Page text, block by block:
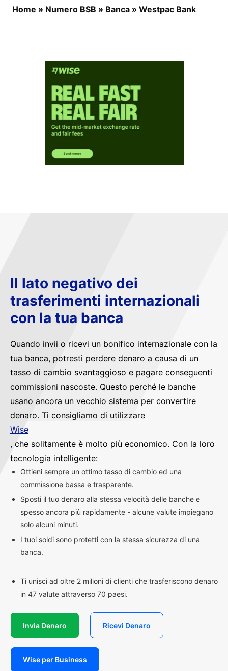
Home » Numero BSB » Banca » Westpac Bank
Il lato negativo dei
trasferimenti internazionali
con la tua banca
Quando invii o ricevi un bonifico internazionale con la
tua banca, potresti perdere denaro a causa di un
tasso di cambio svantaggioso e pagare conseguenti
commissioni nascoste. Questo perché le banche
usano ancora un vecchio sistema per convertire
denaro. Ti consigliamo di utilizzare
Wise
, che solitamente è molto più economico. Con la loro
tecnologia intelligente:
Ottieni sempre un ottimo tasso di cambio ed una
commissione bassa e trasparente.
Sposti il tuo denaro alla stessa velocità delle banche e
spesso ancora più rapidamente - alcune valute impiegano
solo alcuni minuti.
I tuoi soldi sono protetti con la stessa sicurezza di una
banca.
Ti unisci ad oltre 2 milioni di clienti che trasferiscono denaro
in 47 valute attraverso 70 paesi.
Invia Denaro Ricevi Denaro
Wise per Business